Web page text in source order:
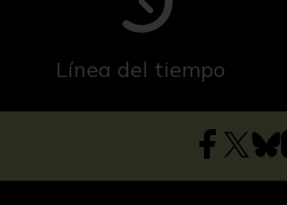
Línea del tiempo